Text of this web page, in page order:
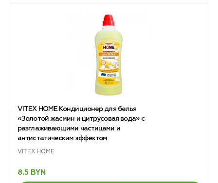
VITEX HOME Кондиционер для белья
«Золотой жасмин и цитрусовая вода» с
разглаживающими частицами и
антистатическим эффектом
VITEX HOME
8.5 BYN